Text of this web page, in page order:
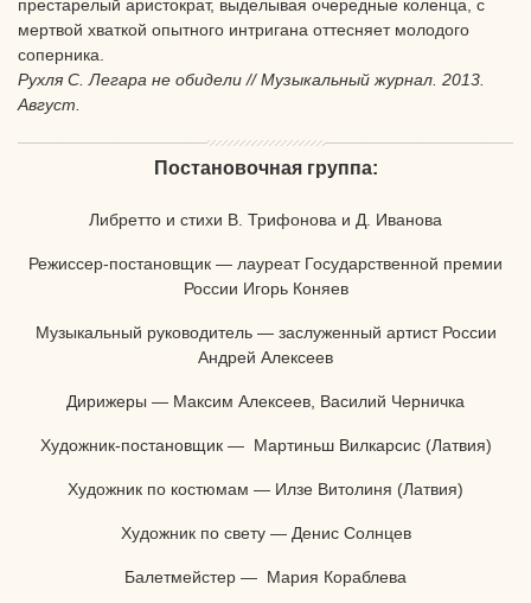
престарелый аристократ, выделывая очередные коленца, с
мертвой хваткой опытного интригана оттесняет молодого
соперника.
Рухля С. Легара не обидели // Музыкальный журнал. 2013.
Август.
Постановочная группа:
Либретто и стихи В. Трифонова и Д. Иванова
Режиссер-постановщик — лауреат Государственной премии
России Игорь Коняев
Музыкальный руководитель — заслуженный артист России
Андрей Алексеев
Дирижеры — Максим Алексеев, Василий Черничка
Художник-постановщик — Мартиньш Вилкарсис (Латвия)
Художник по костюмам — Илзе Витолиня (Латвия)
Художник по свету — Денис Солнцев
Балетмейстер — Мария Кораблева